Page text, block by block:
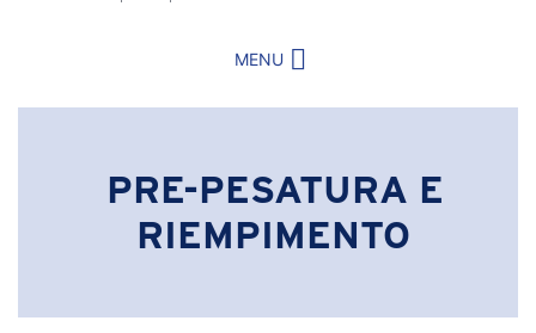
MENU
PRE-PESATURA E
RIEMPIMENTO